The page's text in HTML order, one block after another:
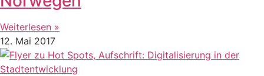
Weiterlesen »
12. Mai 2017